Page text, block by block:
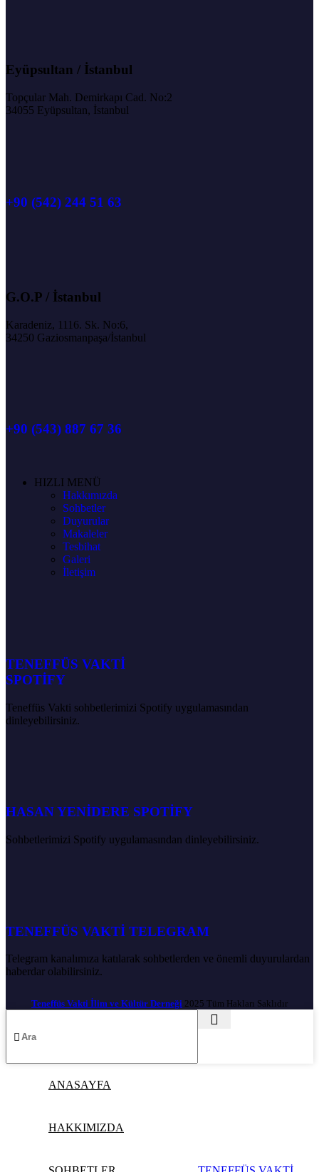
Eyüpsultan / İstanbul
Topçular Mah. Demirkapı Cad. No:2
34055 Eyüpsultan, İstanbul
+90 (542) 244 51 63
G.O.P / İstanbul
Karadeniz, 1116. Sk. No:6,
34250 Gaziosmanpaşa/İstanbul
+90 (543) 887 67 36
HIZLI MENÜ
Hakkımızda
Sohbetler
Duyurular
Makaleler
Tesbihat
Galeri
İletişim
TENEFFÜS VAKTİ
SPOTİFY
Teneffüs Vakti sohbetlerimizi Spotify uygulamasından
dinleyebilirsiniz.
HASAN YENİDERE SPOTİFY
Sohbetlerimizi Spotify uygulamasından dinleyebilirsiniz.
TENEFFÜS VAKTİ TELEGRAM
Telegram kanalımıza katılarak sohbetlerden ve önemli duyurulardan
haberdar olabilirsiniz.
Teneffüs Vakti İlim ve Kültür Derneği 2025 Tüm Hakları Saklıdır
ANASAYFA
HAKKIMIZDA